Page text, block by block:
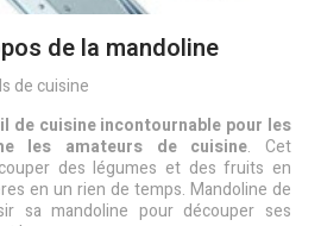
de la mandoline
de cuisine
de cuisine incontournable pour les
les amateurs de cuisine. Cet
des légumes et des fruits en
en un rien de temps. Mandoline de
sa mandoline pour découper ses